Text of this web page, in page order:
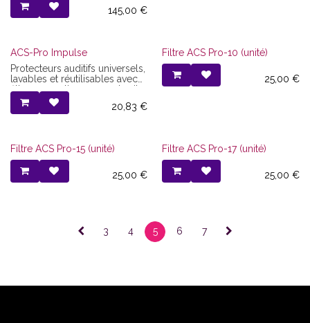
145,00 €
ACS-Pro Impulse
Protecteurs auditifs universels,
lavables et réutilisables avec
filtres acoustiques pour bruits
impulsionnels.
20,83 €
Filtre ACS Pro-10 (unité)
25,00 €
Filtre ACS Pro-15 (unité)
25,00 €
Filtre ACS Pro-17 (unité)
25,00 €
3 4 5 6 7